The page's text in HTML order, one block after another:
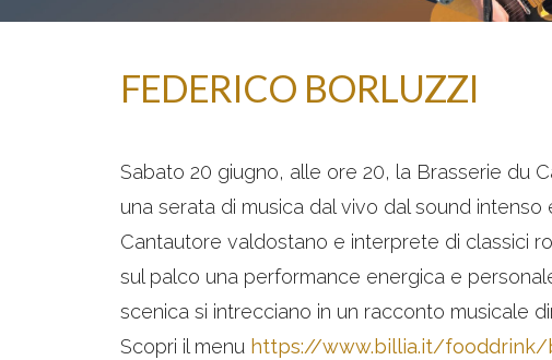
FEDERICO BORLUZZI
Sabato 20 giugno, alle ore 20, la Brasserie du
una serata di musica dal vivo dal sound intenso
Cantautore valdostano e interprete di classici
sul palco una performance energica e
scenica si intrecciano in un racconto musicale
Scopri il menu https://www.billia.it/fooddrink/